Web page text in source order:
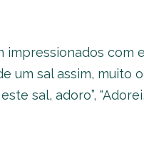
impressionados com
um sal assim, muito
este sal, adoro”,